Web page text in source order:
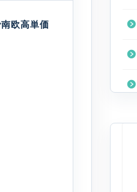
欧高単価